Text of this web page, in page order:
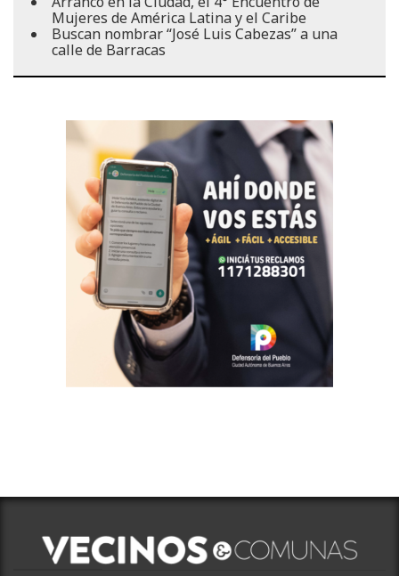
Mujeres de América Latina y el Caribe
Buscan nombrar “José Luis Cabezas” a una
calle de Barracas